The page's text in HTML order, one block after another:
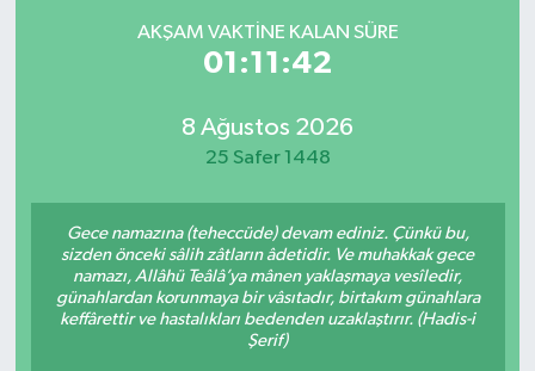
AKŞAM VAKTİNE KALAN SÜRE
01:11:42
8 Ağustos 2026
25 Safer 1448
Gece namazına (teheccüde) devam ediniz. Çünkü bu,
sizden önceki sâlih zâtların âdetidir. Ve muhakkak gece
namazı, Allâhü Teâlâ’ya mânen yaklaşmaya vesîledir,
günahlardan korunmaya bir vâsıtadır, birtakım günahlara
keffârettir ve hastalıkları bedenden uzaklaştırır. (Hadis-i
Şerif)
HABERLER
ŞİRKET PANO